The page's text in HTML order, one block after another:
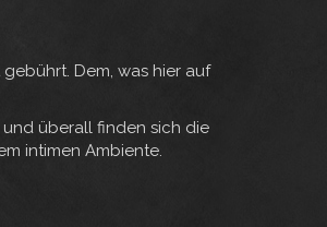
Dem, was hier auf
und überall finden sich die
intimen Ambiente.